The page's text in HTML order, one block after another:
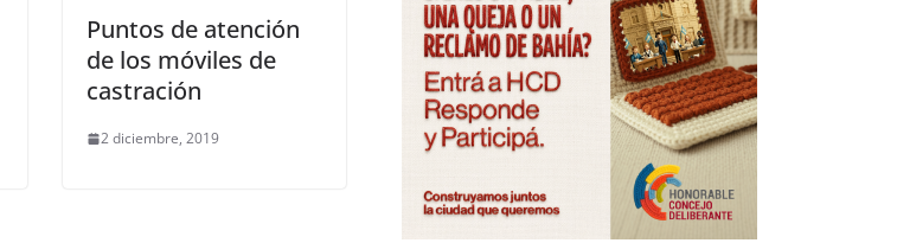
Puntos de atención
de los móviles de
castración
2 diciembre, 2019